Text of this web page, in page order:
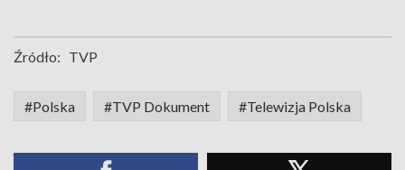
Źródło: TVP
#Polska #TVP Dokument #Telewizja Polska